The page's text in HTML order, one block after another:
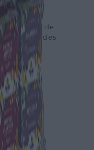
issues de
offrir des
de